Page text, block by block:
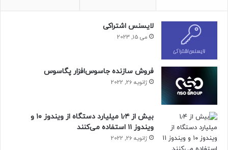
منبع : زومیت
اینترنت و شبکه شبکه‌های اجتماعی
لایسنس اشتراکی
می 15, 2023
فروش سازنده جاسوس‌افزار پگاسوس
ژانویه 26, 2022
بیش از ۱٫۴ میلیارد دستگاه از ویندوز ۱۰ و
ویندوز ۱۱ استفاده می‌کنند
ژانویه 26, 2022